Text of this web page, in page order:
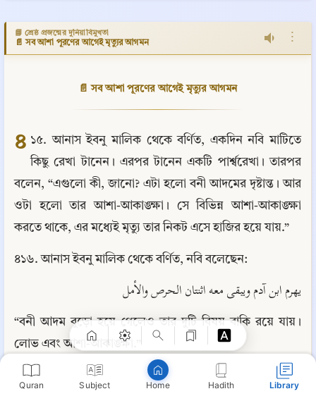
Quran Subject Home Hadith Library
📘 শ্রেষ্ঠ প্রজন্মের দুনিয়াবিমুখতা
📄 সব আশা পূরণের আগেই মৃত্যুর আগমন ⋮
📄 সব আশা পূরণের আগেই মৃত্যুর আগমন
৪ ১৫. আনাস ইবনু মালিক থেকে বর্ণিত, একদিন নবি মাটিতে
কিছু রেখা টানেন। এরপর টানেন একটি পার্শ্বরেখা। তারপর
বলেন, “এগুলো কী, জানো? এটা হলো বনী আদমের দৃষ্টান্ত। আর
ওটা হলো তার আশা-আকাঙ্ক্ষা। সে বিভিন্ন আশা-আকাঙ্ক্ষা
করতে থাকে, এর মধ্যেই মৃত্যু তার নিকট এসে হাজির হয়ে যায়.”
৪১৬. আনাস ইবনু মালিক থেকে বর্ণিত, নবি বলেছেন:
يهرم ابن آدم ويبقى معه اثنتان الحرص والأمل
“বনী আদম বুড়ো হয়ে গেলেও তার দুটি বিষয় বাকি রয়ে যায়।
লোভ এবং আশা-আকাঙ্ক্ষা.”
৪১৭. আবূ হুরায়রা থেকে বর্ণিত আছে যে, নবি বলেছেন:
Copy